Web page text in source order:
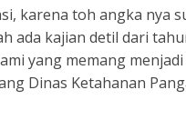
karena toh angka nya
ada kajian detil dari
yang memang
Dinas Ketahanan